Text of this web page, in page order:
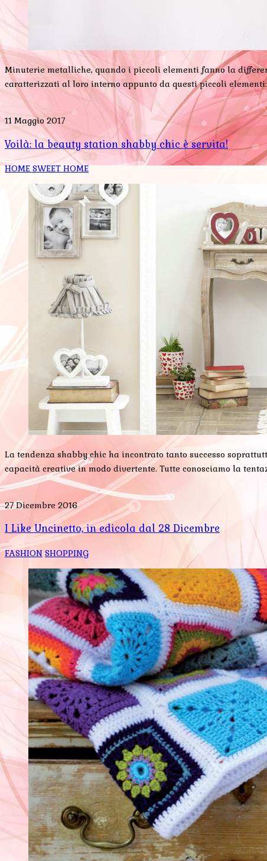
Minuterie metalliche, quando i piccoli elementi fanno la
caratterizzati al loro interno appunto da questi piccoli
11 Maggio 2017
Voilà: la beauty station shabby chic è servita!
HOME SWEET HOME
La tendenza shabby chic ha incontrato tanto successo
capacità creative in modo divertente. Tutte conosciamo la
27 Dicembre 2016
I Like Uncinetto, in edicola dal 28 Dicembre
FASHION SHOPPING